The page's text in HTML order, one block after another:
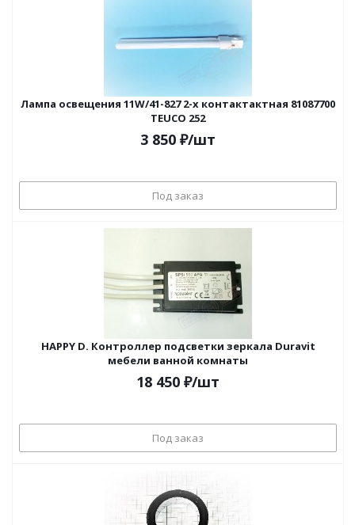
Лампа освещения 11W/41-827 2-х контактактная 81087700
TEUCO 252
3 850 ₽/шт
Под заказ
HAPPY D. Контроллер подсветки зеркала Duravit
мебели ванной комнаты
18 450 ₽/шт
Под заказ